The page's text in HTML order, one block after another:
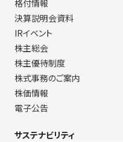
格付情報
決算説明会資料
IRイベント
株主総会
株主優待制度
株式事務のご案内
株価情報
電子公告
サステナビリティ